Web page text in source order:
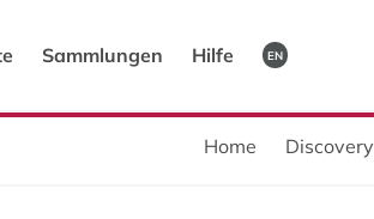
Sammlungen Hilfe EN
Home